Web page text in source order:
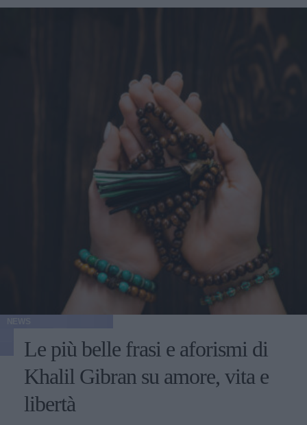
Le più belle frasi e aforismi di
Khalil Gibran su amore, vita e
libertà